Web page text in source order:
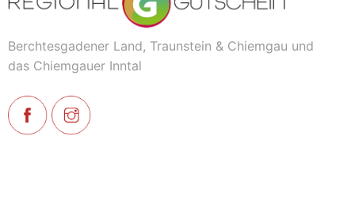
Berchtesgadener Land, Traunstein & Chiemgau und
das Chiemgauer Inntal